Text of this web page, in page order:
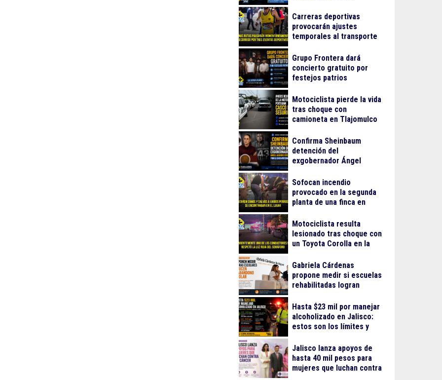
Carreras deportivas
provocarán ajustes
temporales al transporte
Grupo Frontera dará
concierto gratuito por
festejos patrios
Motociclista pierde la vida
tras choque con
camioneta en Tlajomulco
Confirma Sheinbaum
detención del
exgobernador Ángel
Ayotzinapa
Sofocan incendio
provocado en la segunda
planta de una finca en
Motociclista resulta
lesionado tras choque con
un Toyota Corolla en la
Gabriela Cárdenas
propone medir si escuelas
rehabilitadas logran
escolar
Hasta $23 mil por manejar
alcoholizado en Jalisco:
estos son los límites y
Jalisco lanza apoyos de
hasta 40 mil pesos para
mujeres que luchan contra